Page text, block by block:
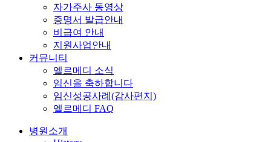
자가주사 동영상
증명서 발급안내
비급여 안내
지원사업안내
커뮤니티
엘르메디 소식
임신을 축하합니다
임신성공사례(감사편지)
엘르메디 FAQ
병원소개